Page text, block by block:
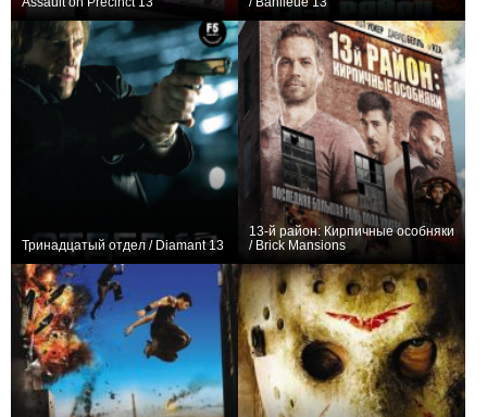
Тринадцатый отдел / Diamant 13
13-й район: Кирпичные особняки
/ Brick Mansions